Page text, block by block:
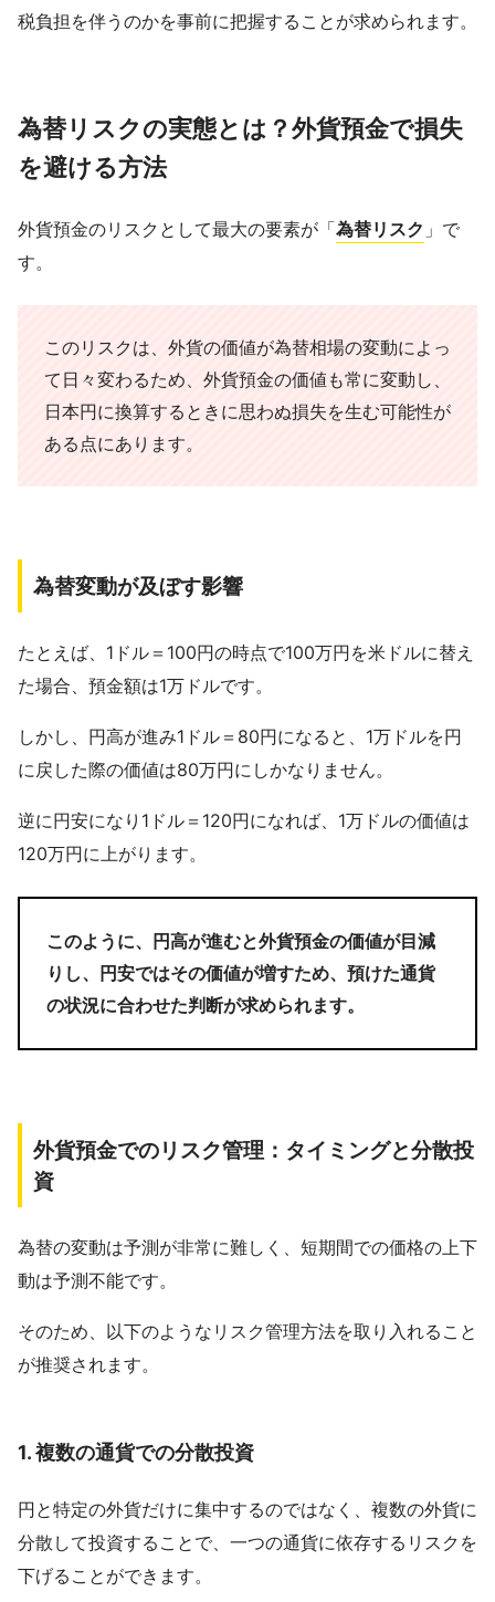
税負担を伴うのかを事前に把握することが求められます。
為替リスクの実態とは？外貨預金で損失
を避ける方法
外貨預金のリスクとして最大の要素が「為替リスク 」で
す。
このリスクは、外貨の価値が為替相場の変動によっ
て日々変わるため、外貨預金の価値も常に変動し、
日本円に換算するときに思わぬ損失を生む可能性が
ある点にあります。
為替変動が及ぼす影響
たとえば、1ドル＝100円の時点で100万円を米ドルに替え
た場合、預金額は1万ドルです。
しかし、円高が進み1ドル＝80円になると、1万ドルを円
に戻した際の価値は80万円にしかなりません。
逆に円安になり1ドル＝120円になれば、1万ドルの価値は
120万円に上がります。
このように、円高が進むと外貨預金の価値が目減
りし、円安ではその価値が増すため、預けた通貨
の状況に合わせた判断が求められます。
外貨預金でのリスク管理：タイミングと分散投
資
為替の変動は予測が非常に難しく、短期間での価格の上下
動は予測不能です。
そのため、以下のようなリスク管理方法を取り入れること
が推奨されます。
1.複数の通貨での分散投資
円と特定の外貨だけに集中するのではなく、複数の外貨に
分散して投資することで、一つの通貨に依存するリスクを
下げることができます。